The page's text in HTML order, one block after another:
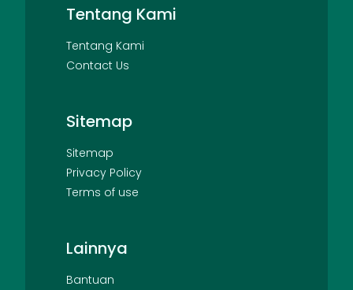
Tentang Kami
Tentang Kami
Contact Us
Sitemap
Sitemap
Privacy Policy
Terms of use
Lainnya
Bantuan